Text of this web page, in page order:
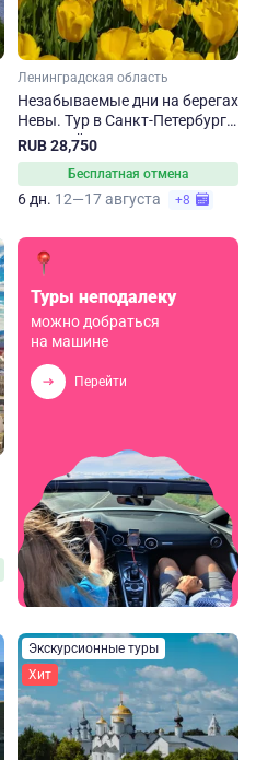
Ленинградская область
Незабываемые дни на берегах
Невы. Тур в Санкт-Петербург
на 6 дней
RUB 28,750
Бесплатная отмена
6 дн. 12—17 августа +8
Туры неподалеку
можно добраться
на машине
Перейти
Экскурсионные туры
Хит